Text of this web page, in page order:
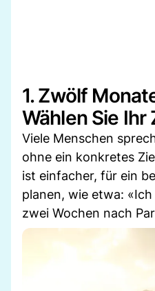
1. Zwölf
Wählen Sie Ihr
Viele Menschen
ohne ein konkretes
ist einfacher, für ein
planen, wie etwa:
zwei Wochen nach